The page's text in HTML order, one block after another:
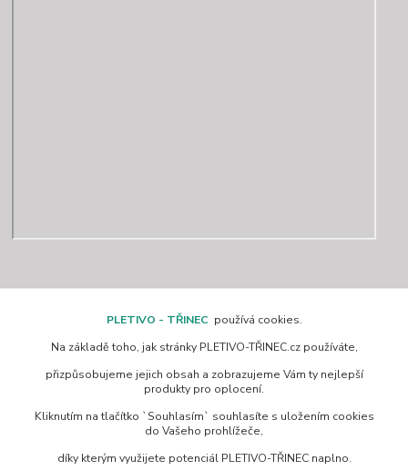
www.pletivo-trinec.cz
Raszka Petr
+420 725 944 049
Denně 10.00–21.00 hod
PLETIVO - TŘINEC používá cookies.
Na základě toho, jak stránky PLETIVO-TŘINEC.cz používáte,
přizpůsobujeme jejich obsah a zobrazujeme Vám ty nejlepší
produkty pro oplocení.
Kliknutím na tlačítko `Souhlasím` souhlasíte s uložením cookies
do Vašeho prohlížeče,
díky kterým využijete potenciál PLETIVO-TŘINEC naplno.